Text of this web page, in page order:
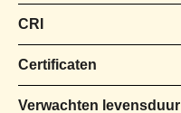
CRI
Certificaten
Verwachten levensduur